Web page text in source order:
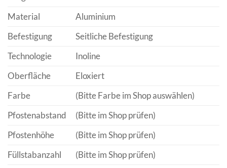
Material
Aluminium
Befestigung
Seitliche Befestigung
Technologie
Inoline
Oberfläche
Eloxiert
Farbe
(Bitte Farbe im Shop auswählen)
Pfostenabstand
(Bitte im Shop prüfen)
Pfostenhöhe
(Bitte im Shop prüfen)
Füllstabanzahl
(Bitte im Shop prüfen)